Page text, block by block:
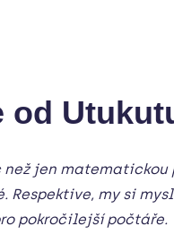
od
jen matematickou
my si
pokročilejší počtáře.